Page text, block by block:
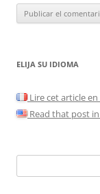
ELIJA SU IDIOMA
Lire cet article en
Read that post in